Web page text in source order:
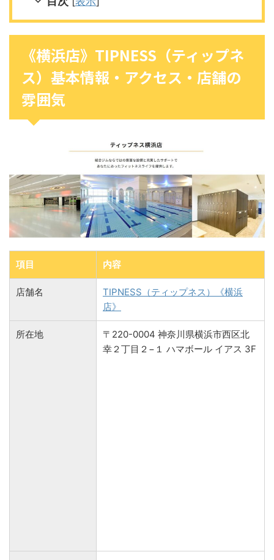
《横浜店》TIPNESS（ティップネ
ス）基本情報・アクセス・店舗の
雰囲気
項目 内容
店舗名
TIPNESS（ティップネス）《横浜
店》
所在地
〒220-0004 神奈川県横浜市西区北
幸２丁目２−１ ハマボール イアス 3F